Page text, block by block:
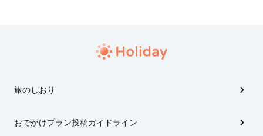
旅のしおり
おでかけプラン投稿ガイドライン